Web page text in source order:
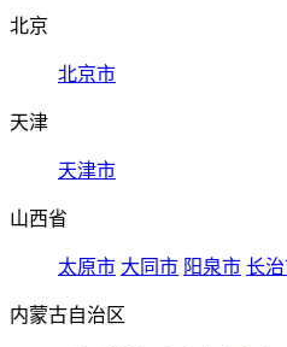
北京
北京市
天津
天津市
山西省
太原市 大同市 阳泉市 长
内蒙古自治区